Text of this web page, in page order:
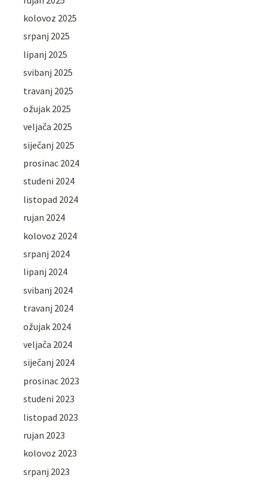
kolovoz 2025
srpanj 2025
lipanj 2025
svibanj 2025
travanj 2025
ožujak 2025
veljača 2025
siječanj 2025
prosinac 2024
studeni 2024
listopad 2024
rujan 2024
kolovoz 2024
srpanj 2024
lipanj 2024
svibanj 2024
travanj 2024
ožujak 2024
veljača 2024
siječanj 2024
prosinac 2023
studeni 2023
listopad 2023
rujan 2023
kolovoz 2023
srpanj 2023